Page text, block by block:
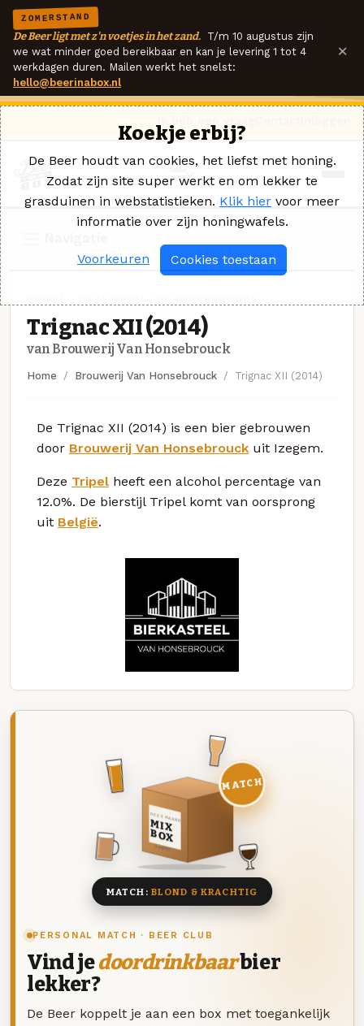
ZOMERSTAND
De Beer ligt met z'n voetjes in het zand. T/m 10 augustus zijn
we wat minder goed bereikbaar en kan je levering 1 tot 4
werkdagen duren. Mailen werkt het snelst:
hello@beerinabox.nl
×
Trignac XII (2014)
van Brouwerij Van Honsebrouck
Home Brouwerij Van Honsebrouck Trignac XII (2014)
De Trignac XII (2014) is een bier gebrouwen
door Brouwerij Van Honsebrouck uit Izegem.
Deze Tripel heeft een alcohol percentage van
12.0%. De bierstijl Tripel komt van oorsprong
uit België.
PERSONAL MATCH · BEER CLUB
Vind jedoordrinkbaarbier
lekker?
De Beer koppelt je aan een box met toegankelijk
DEZE MAAND
MIX
BOX
8 BIEREN
MATCH
MATCH: BLOND & KRACHTIG
Koekje erbij?
De Beer houdt van cookies, het liefst met honing.
Zodat zijn site super werkt en om lekker te
grasduinen in webstatistieken. Klik hier voor meer
informatie over zijn honingwafels.
Voorkeuren Cookies toestaan